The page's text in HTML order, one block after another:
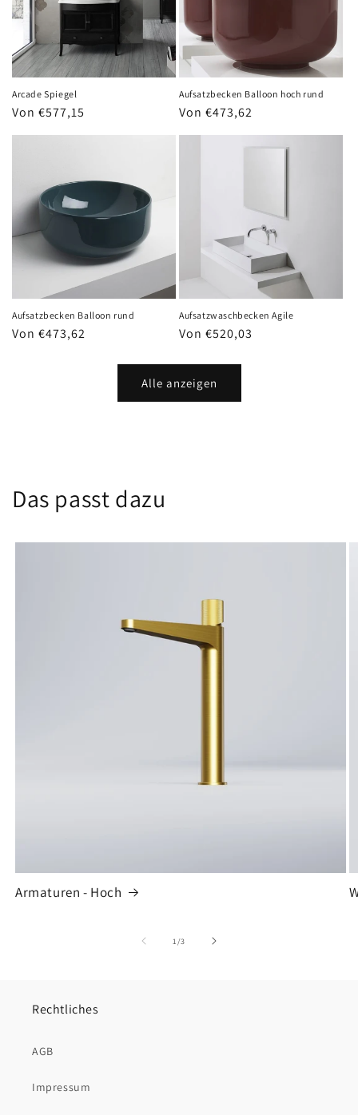
Arcade Spiegel
Normaler
Von €577,15
Aufsatzbecken Balloon hoch rund
Normaler
Von €473,62
Aufsatzbecken Balloon rund
Normaler
Von €473,62
Aufsatzwaschbecken Agile
Normaler
Von €520,03
Alle anzeigen
Das passt dazu
Armaturen - Hoch
1 /von
3
Rechtliches
AGB
Impressum